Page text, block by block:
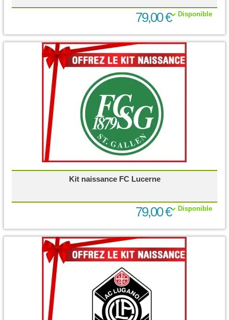
Disponible
79,00 €
Kit naissance FC Lucerne
Disponible
79,00 €